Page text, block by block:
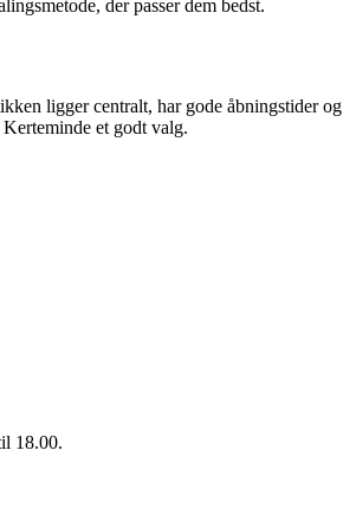
der passer dem bedst.
ligger centralt, har gode åbningstider
et godt valg.
18.00.